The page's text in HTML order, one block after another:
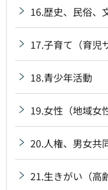
16.歴史、民俗、
17.子育て（育児
18.青少年活動
19.女性（地域女
20.人権、男女共
21.生きがい（高